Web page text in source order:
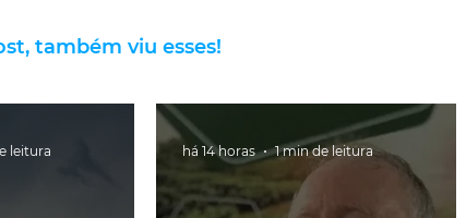
também viu esses!
leitura há 14 horas 1 min de leitura